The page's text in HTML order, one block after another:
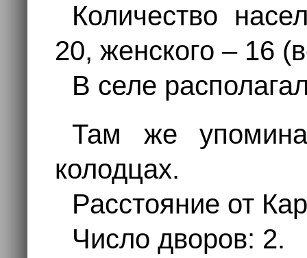
Количество
20, женского – 16
В селе
Там же
колодцах.
Расстояние от
Число дворов: 2.